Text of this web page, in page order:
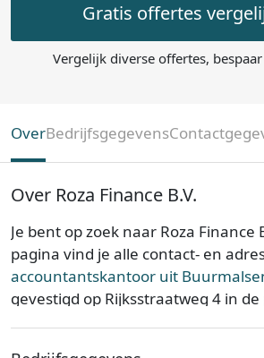
Gratis offertes
Vergelijk diverse offertes,
OverBedrijfsgegevens
Over Roza Finance B.V.
Je bent op zoek naar Roza Finance
pagina vind je alle contact- en
accountantskantoor uit
gevestigd op Rijksstraatweg 4 in